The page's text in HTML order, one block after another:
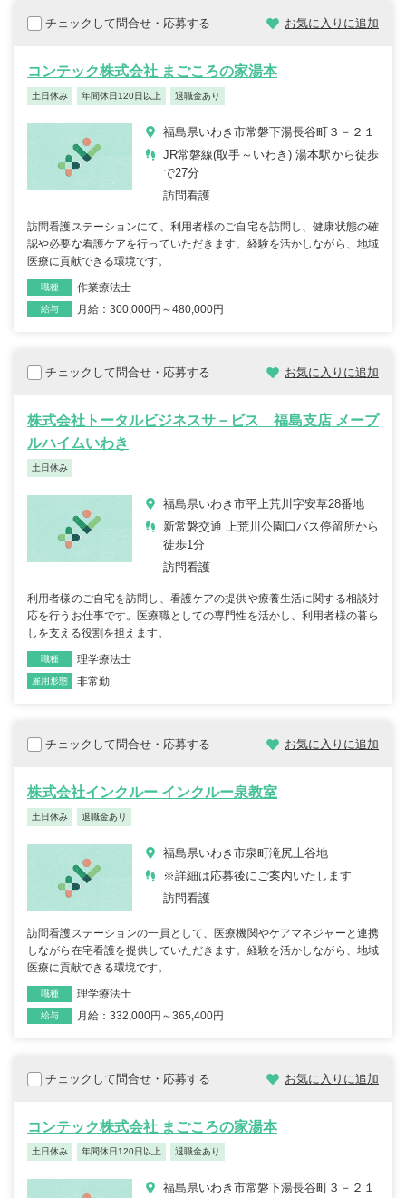
チェックして問合せ・応募する お気に入りに追加
コンテック株式会社 まごころの家湯本
土日休み 年間休日120日以上 退職金あり
福島県いわき市常磐下湯長谷町３－２１
JR常磐線(取手～いわき) 湯本駅から徒歩
で27分
訪問看護
訪問看護ステーションにて、利用者様のご自宅を訪問し、健康状態の確
認や必要な看護ケアを行っていただきます。経験を活かしながら、地域
医療に貢献できる環境です。
職種 作業療法士
雇用形態
給与 月給：300,000円～480,000円
チェックして問合せ・応募する お気に入りに追加
株式会社トータルビジネスサ－ビス 福島支店 メープ
ルハイムいわき
土日休み
福島県いわき市平上荒川字安草28番地
新常磐交通 上荒川公園口バス停留所から
徒歩1分
訪問看護
利用者様のご自宅を訪問し、看護ケアの提供や療養生活に関する相談対
応を行うお仕事です。医療職としての専門性を活かし、利用者様の暮ら
しを支える役割を担えます。
職種 理学療法士
雇用形態 非常勤
チェックして問合せ・応募する お気に入りに追加
株式会社インクルー インクルー泉教室
土日休み 退職金あり
福島県いわき市泉町滝尻上谷地
※詳細は応募後にご案内いたします
訪問看護
訪問看護ステーションの一員として、医療機関やケアマネジャーと連携
しながら在宅看護を提供していただきます。経験を活かしながら、地域
医療に貢献できる環境です。
職種 理学療法士
雇用形態
給与 月給：332,000円～365,400円
チェックして問合せ・応募する お気に入りに追加
コンテック株式会社 まごころの家湯本
土日休み 年間休日120日以上 退職金あり
福島県いわき市常磐下湯長谷町３－２１